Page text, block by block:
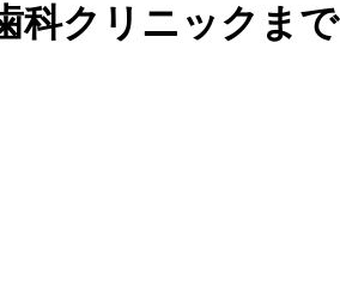
科クリニックまで